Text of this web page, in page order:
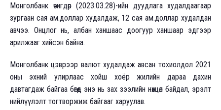
Монголбанк өчигдөр (2023.03.28)-ийн дуудлага худалдаагаар
зургаан сая ам.доллар худалдаж, 12 сая ам.доллар худалдан
авчээ. Онцлог нь, албан ханшаас доогуур ханшаар эдгээр
арилжааг хийсэн байна.
Монголбанк цэврээр валют худалдаж авсан тохиолдол 2021
оны эхний улирлаас хойш хоёр жилийн дараа дахин
давтагдаж байгаа бөгөөд энэ нь зах зээлийн нөхцөл байдал, эрэлт
нийлүүлэлт тогтворжиж байгааг харуулав.